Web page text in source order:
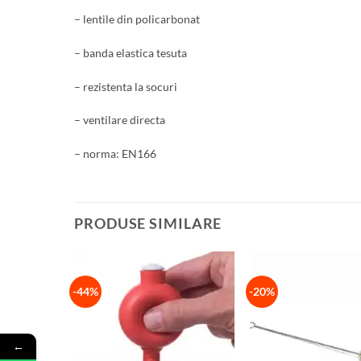
– lentile din policarbonat
– banda elastica tesuta
– rezistenta la socuri
– ventilare directa
– norma: EN166
PRODUSE SIMILARE
-44% -20%
←